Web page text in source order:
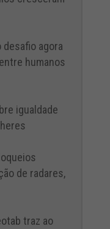
desafio agora
humanos
igualdade
de radares,
traz ao